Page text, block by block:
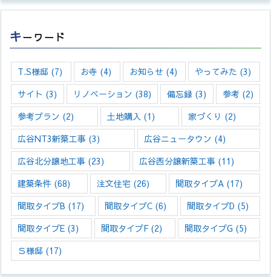
キーワード
T.S様邸 (7) お寺 (4) お知らせ (4) やってみた (3)
サイト (3) リノベーション (38) 備忘録 (3) 参考 (2)
参考プラン (2) 土地購入 (1) 家づくり (2)
広谷NT3新築工事 (3) 広谷ニュータウン (4)
広谷北分譲地工事 (23) 広谷西分譲新築工事 (11)
建築条件 (68) 注文住宅 (26) 間取タイプA (17)
間取タイプB (17) 間取タイプC (6) 間取タイプD (5)
間取タイプE (3) 間取タイプF(2) 間取タイプG (5)
Ｓ様邸 (17)